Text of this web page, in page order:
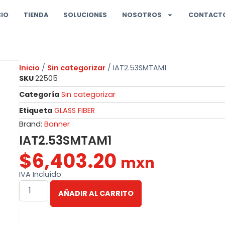
TIENDA SOLUCIONES NOSOTROS
Inicio / Sin categorizar / IAT2.53SMTAM1
SKU22505
Categoría Sin categorizar
Etiqueta GLASS FIBER
Brand: Banner
IAT2.53SMTAM1
$6,403.20 mxn
IVA Incluído
AÑADIR AL CARRITO